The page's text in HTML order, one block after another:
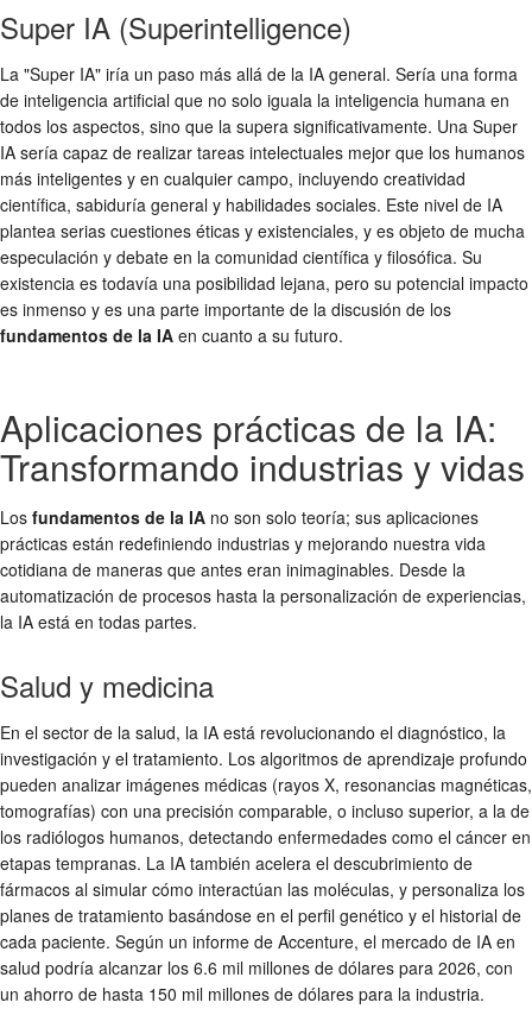
Super IA (Superintelligence)
La "Super IA" iría un paso más allá de la IA general. Sería una forma
de inteligencia artificial que no solo iguala la inteligencia humana en
todos los aspectos, sino que la supera significativamente. Una Super
IA sería capaz de realizar tareas intelectuales mejor que los humanos
más inteligentes y en cualquier campo, incluyendo creatividad
científica, sabiduría general y habilidades sociales. Este nivel de IA
plantea serias cuestiones éticas y existenciales, y es objeto de mucha
especulación y debate en la comunidad científica y filosófica. Su
existencia es todavía una posibilidad lejana, pero su potencial impacto
es inmenso y es una parte importante de la discusión de los
fundamentos de la IA en cuanto a su futuro.
Aplicaciones prácticas de la IA:
Transformando industrias y vidas
Los fundamentos de la IA no son solo teoría; sus aplicaciones
prácticas están redefiniendo industrias y mejorando nuestra vida
cotidiana de maneras que antes eran inimaginables. Desde la
automatización de procesos hasta la personalización de experiencias,
la IA está en todas partes.
Salud y medicina
En el sector de la salud, la IA está revolucionando el diagnóstico, la
investigación y el tratamiento. Los algoritmos de aprendizaje profundo
pueden analizar imágenes médicas (rayos X, resonancias magnéticas,
tomografías) con una precisión comparable, o incluso superior, a la de
los radiólogos humanos, detectando enfermedades como el cáncer en
etapas tempranas. La IA también acelera el descubrimiento de
fármacos al simular cómo interactúan las moléculas, y personaliza los
planes de tratamiento basándose en el perfil genético y el historial de
cada paciente. Según un informe de Accenture, el mercado de IA en
salud podría alcanzar los 6.6 mil millones de dólares para 2026, con
un ahorro de hasta 150 mil millones de dólares para la industria.